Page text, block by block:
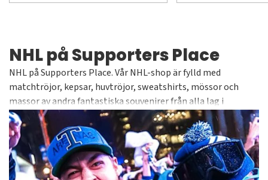
NHL på Supporters Place
NHL på Supporters Place. Vår NHL-shop är fylld med
matchtröjor, kepsar, huvtröjor, sweatshirts, mössor och
massor av andra fantastiska souvenirer från alla lag i
världens bästa hockeyliga. Alltid officiella och licensierade
produkter från välkända varumärken såsom Adidas, 47 Brand,
American Needle, CCM och Old Time Hockey för att nämna
några. Kolla in alla våra tusentals artiklar i vårt NHL-
sortiment självklart med bra priser och snabba leveranser.